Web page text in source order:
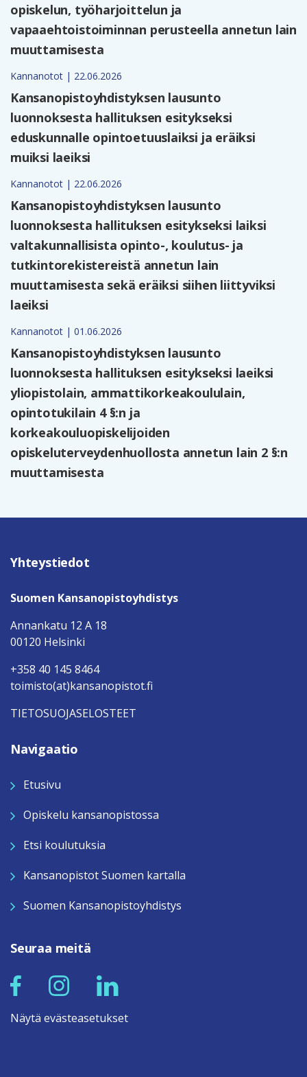
opiskelun, työharjoittelun ja
vapaaehtoistoiminnan perusteella annetun lain
muuttamisesta
Kannanotot | 22.06.2026
Kansanopistoyhdistyksen lausunto
luonnoksesta hallituksen esitykseksi
eduskunnalle opintoetuuslaiksi ja eräiksi
muiksi laeiksi
Kannanotot | 22.06.2026
Kansanopistoyhdistyksen lausunto
luonnoksesta hallituksen esitykseksi laiksi
valtakunnallisista opinto-, koulutus- ja
tutkintorekistereistä annetun lain
muuttamisesta sekä eräiksi siihen liittyviksi
laeiksi
Kannanotot | 01.06.2026
Kansanopistoyhdistyksen lausunto
luonnoksesta hallituksen esitykseksi laeiksi
yliopistolain, ammattikorkeakoululain,
opintotukilain 4 §:n ja
korkeakouluopiskelijoiden
opiskeluterveydenhuollosta annetun lain 2 §:n
muuttamisesta
Yhteystiedot
Suomen Kansanopistoyhdistys
Annankatu 12 A 18
00120 Helsinki
+358 40 145 8464
toimisto(at)kansanopistot.fi
TIETOSUOJASELOSTEET
Navigaatio
Etusivu
Opiskelu kansanopistossa
Etsi koulutuksia
Kansanopistot Suomen kartalla
Suomen Kansanopistoyhdistys
Seuraa meitä
Näytä evästeasetukset